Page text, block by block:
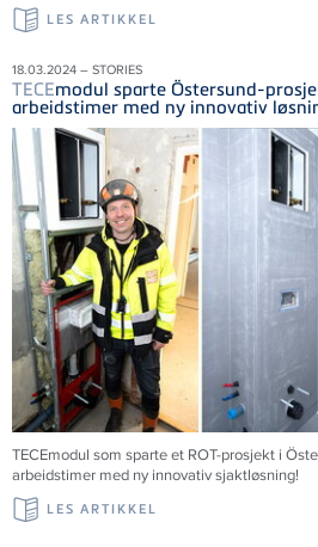
LES ARTIKKEL
18.03.2024 – STORIES
TECEmodul sparte Östersund-
arbeidstimer med ny innovativ
TECEmodul som sparte et ROT-prosjekt i
arbeidstimer med ny innovativ sjaktløsning!
LES ARTIKKEL